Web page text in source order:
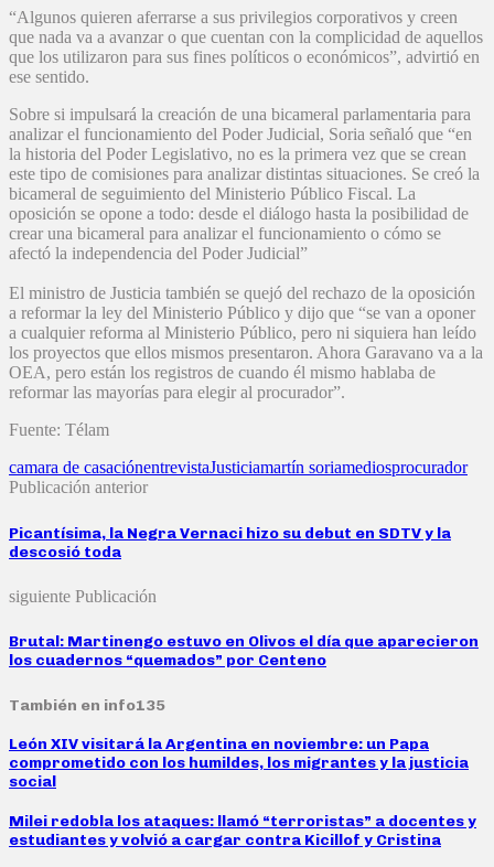
“Algunos quieren aferrarse a sus privilegios corporativos y creen
que nada va a avanzar o que cuentan con la complicidad de aquellos
que los utilizaron para sus fines políticos o económicos”, advirtió en
ese sentido.
Sobre si impulsará la creación de una bicameral parlamentaria para
analizar el funcionamiento del Poder Judicial, Soria señaló que “en
la historia del Poder Legislativo, no es la primera vez que se crean
este tipo de comisiones para analizar distintas situaciones. Se creó la
bicameral de seguimiento del Ministerio Público Fiscal. La
oposición se opone a todo: desde el diálogo hasta la posibilidad de
crear una bicameral para analizar el funcionamiento o cómo se
afectó la independencia del Poder Judicial”
El ministro de Justicia también se quejó del rechazo de la oposición
a reformar la ley del Ministerio Público y dijo que “se van a oponer
a cualquier reforma al Ministerio Público, pero ni siquiera han leído
los proyectos que ellos mismos presentaron. Ahora Garavano va a la
OEA, pero están los registros de cuando él mismo hablaba de
reformar las mayorías para elegir al procurador”.
Fuente: Télam
camara de casaciónentrevistaJusticiamartín soriamediosprocurador
Publicación anterior
Picantísima, la Negra Vernaci hizo su debut en SDTV y la
descosió toda
siguiente Publicación
Brutal: Martinengo estuvo en Olivos el día que aparecieron
los cuadernos “quemados” por Centeno
También en info135
León XIV visitará la Argentina en noviembre: un Papa
comprometido con los humildes, los migrantes y la justicia
social
Milei redobla los ataques: llamó “terroristas” a docentes y
estudiantes y volvió a cargar contra Kicillof y Cristina